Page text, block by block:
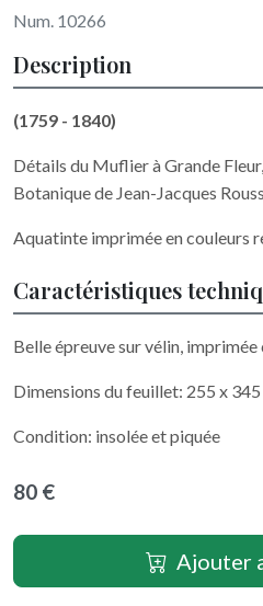
Num. 10266
Description
(1759 - 1840)
Détails du Muflier à Grande
Botanique de Jean-Jacques
Aquatinte imprimée en couleurs
Caractéristiques
Belle épreuve sur vélin, imprimée
Dimensions du feuillet: 255 x 345
Condition: insolée et piquée
80 €
Ajouter